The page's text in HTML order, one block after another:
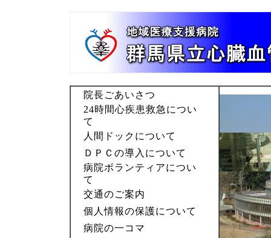
院長ごあいさつ
24時間心疾患救急につい
て
人間ドックについて
ＤＰＣの導入について
病院ボランティアについ
て
交通のご案内
個人情報の保護について
病院の一コマ